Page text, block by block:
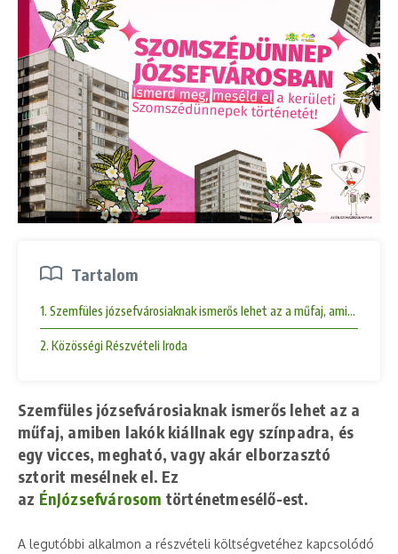
Tartalom
1. Szemfüles józsefvárosiaknak ismerős lehet az a műfaj, amiben
2. Közösségi Részvételi Iroda
Szemfüles józsefvárosiaknak ismerős lehet az a
műfaj, amiben lakók kiállnak egy színpadra, és
egy vicces, megható, vagy akár elborzasztó
sztorit mesélnek el. Ez
az ÉnJózsefvárosom történetmesélő-est.
A legutóbbi alkalmon a részvételi költségvetéhez kapcsolódó